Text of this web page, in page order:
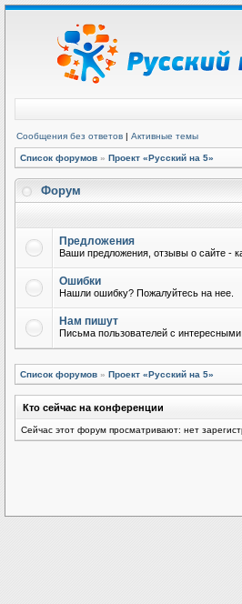
Сообщения без ответов | Активные темы
Список форумов » Проект «Русский на 5»
Форум
Предложения
Ваши предложения, отзывы о сайте -
Ошибки
Нашли ошибку? Пожалуйтесь на нее.
Нам пишут
Письма пользователей с
Список форумов » Проект «Русский на 5»
Кто сейчас на конференции
Сейчас этот форум просматривают: нет